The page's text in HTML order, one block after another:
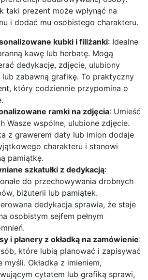
taki prezent może wpłynąć na
i dodać mu osobistego charakteru.
kubki i filiżanki: Idealne
kawę lub herbatę. Mogą
dedykację, zdjęcie, ulubiony
zabawną grafikę. To praktyczny
który codziennie przypomina o
ramki na zdjęcia: Umieść
Wasze wspólne, ulubione zdjęcie.
z grawerem daty lub imion dodaje
charakteru i stanowi
pamiątkę.
szkatułki z dedykacją:
do przechowywania drobnych
biżuterii lub pamiątek.
dedykacja sprawia, że staje
osobistym sejfem pełnym
i planery z okładką na zamówienie:
które lubią planować i zapisywać
myśli. Okładka z imieniem,
cytatem lub grafiką sprawi,